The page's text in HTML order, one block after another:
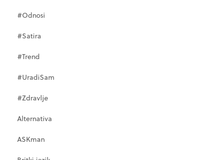
#Odnosi
#Satira
#Trend
#UradiSam
#Zdravlje
Alternativa
ASKman